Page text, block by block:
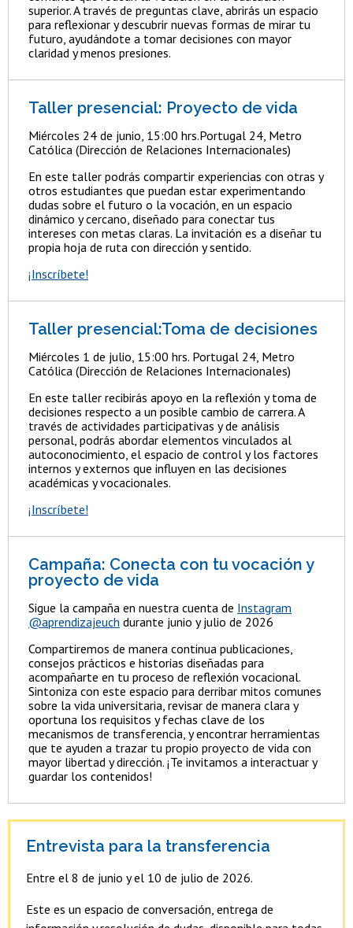
superior. A través de preguntas clave, abrirás un espacio
para reflexionar y descubrir nuevas formas de mirar tu
futuro, ayudándote a tomar decisiones con mayor
claridad y menos presiones.
Taller presencial: Proyecto de vida
Miércoles 24 de junio, 15:00 hrs.Portugal 24, Metro
Católica (Dirección de Relaciones Internacionales)
En este taller podrás compartir experiencias con otras y
otros estudiantes que puedan estar experimentando
dudas sobre el futuro o la vocación, en un espacio
dinámico y cercano, diseñado para conectar tus
intereses con metas claras. La invitación es a diseñar tu
propia hoja de ruta con dirección y sentido.
¡Inscríbete!
Taller presencial:Toma de decisiones
Miércoles 1 de julio, 15:00 hrs. Portugal 24, Metro
Católica (Dirección de Relaciones Internacionales)
En este taller recibirás apoyo en la reflexión y toma de
decisiones respecto a un posible cambio de carrera. A
través de actividades participativas y de análisis
personal, podrás abordar elementos vinculados al
autoconocimiento, el espacio de control y los factores
internos y externos que influyen en las decisiones
académicas y vocacionales.
¡Inscríbete!
Campaña: Conecta con tu vocación y
proyecto de vida
Sigue la campaña en nuestra cuenta de Instagram
@aprendizajeuch durante junio y julio de 2026
Compartiremos de manera continua publicaciones,
consejos prácticos e historias diseñadas para
acompañarte en tu proceso de reflexión vocacional.
Sintoniza con este espacio para derribar mitos comunes
sobre la vida universitaria, revisar de manera clara y
oportuna los requisitos y fechas clave de los
mecanismos de transferencia, y encontrar herramientas
que te ayuden a trazar tu propio proyecto de vida con
mayor libertad y dirección. ¡Te invitamos a interactuar y
guardar los contenidos!
Entrevista para la transferencia
Entre el 8 de junio y el 10 de julio de 2026.
Este es un espacio de conversación, entrega de